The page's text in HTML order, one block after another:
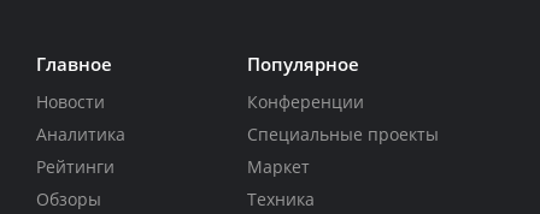
Главное
Новости
Аналитика
Рейтинги
Обзоры
Популярное
Конференции
Специальные проекты
Маркет
Техника